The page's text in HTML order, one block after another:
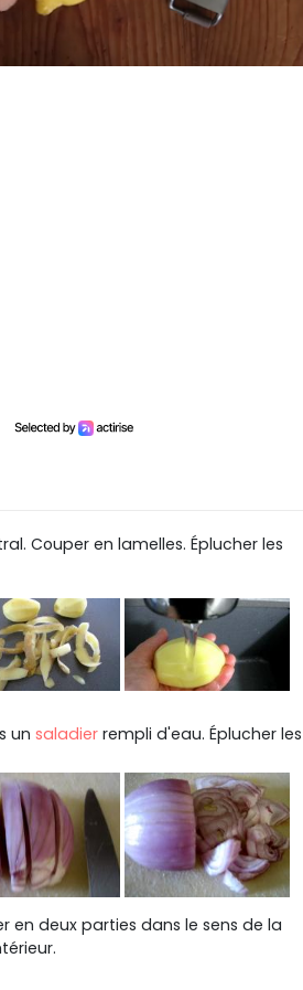
Couper en lamelles. Éplucher les
un saladier rempli d'eau. Éplucher les
en deux parties dans le sens de la